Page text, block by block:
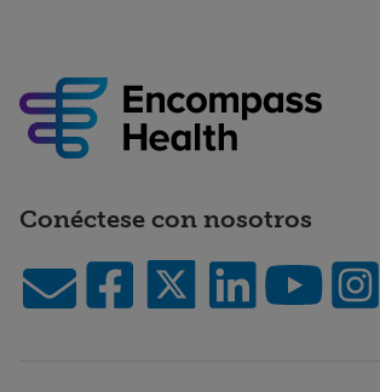
Conéctese con nosotros